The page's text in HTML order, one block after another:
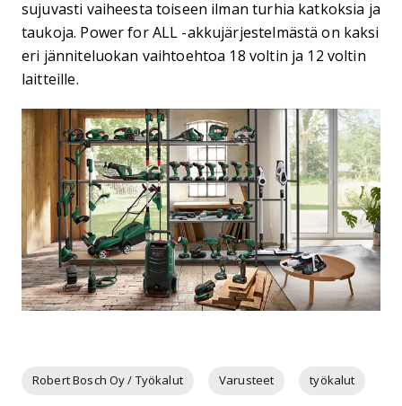
sujuvasti vaiheesta toiseen ilman turhia katkoksia ja
taukoja. Power for ALL -akkujärjestelmästä on kaksi
eri jänniteluokan vaihtoehtoa 18 voltin ja 12 voltin
laitteille.
Robert Bosch Oy / Työkalut Varusteet työkalut